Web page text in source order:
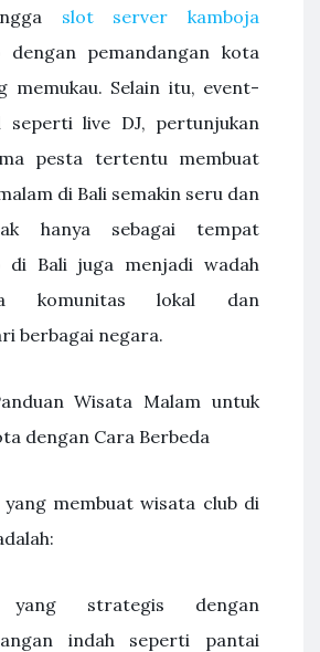
slot server kamboja
pemandangan kota
memukau. Selain itu, event-
seperti live DJ, pertunjukan
pesta tertentu membuat
di Bali semakin seru dan
hanya sebagai tempat
di Bali juga menjadi wadah
komunitas lokal dan
berbagai negara.
Wisata Malam untuk
dengan Cara Berbeda
yang membuat wisata club di
yang strategis dengan
indah seperti pantai